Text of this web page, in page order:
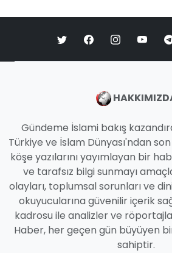
Gündeme İslami bakış
Türkiye ve İslam Dünyası'ndan
köşe yazılarını yayımlayan bir
ve tarafsız bilgi sunmayı
olayları, toplumsal sorunları ve
okuyucularına güvenilir içerik
kadrosu ile analizler ve
Haber, her geçen gün büyüyen
sahiptir.